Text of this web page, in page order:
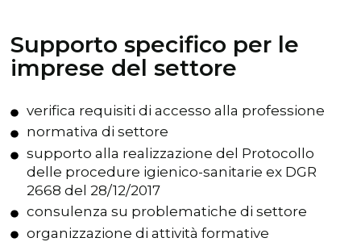
Supporto specifico per le
imprese del settore
verifica requisiti di accesso alla professione
normativa di settore
supporto alla realizzazione del Protocollo
delle procedure igienico-sanitarie ex DGR
2668 del 28/12/2017
consulenza su problematiche di settore
organizzazione di attività formative